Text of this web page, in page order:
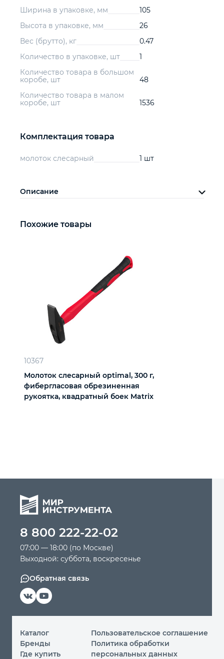
Ширина в упаковке, мм
105
Высота в упаковке, мм
26
Вес (брутто), кг
0.47
Количество в упаковке, шт
1
Количество товара в большом
коробе, шт
48
Количество товара в малом
коробе, шт
1536
Комплектация товара
молоток слесарный 1 шт
Описание
Похожие товары
10367
Молоток слесарный optimal, 300 г,
фибергласовая обрезиненная
рукоятка, квадратный боек Matrix
8 800 222-22-02
07:00 — 18:00 (по Москве)
Выходной: суббота, воскресенье
Обратная связь
Каталог
Бренды
Где купить
Пользовательское соглашение
Политика обработки
персональных данных